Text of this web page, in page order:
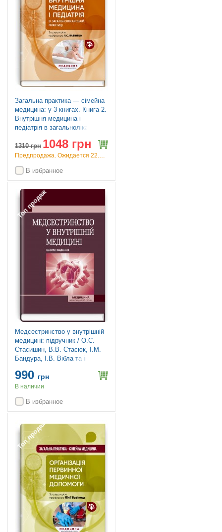
Загальна практика — сімейна
медицина: у 3 книгах. Книга 2.
Внутрішня медицина і
педіатрія в загальнолікарській
Бабінець, М.Ю. Бабаніна, В.I.
Величко та ін.
1310грн 1048 грн
Предпродажа. Ожидается 22.09.26
В избранное
Топ продаж
Медсестринство у внутрішній
медицині: підручник / О.С.
Стасишин, В.В. Стасюк, І.М.
Бандура, І.В. Вібла та ін. — 6-
990 грн
В наличии
В избранное
Топ продаж